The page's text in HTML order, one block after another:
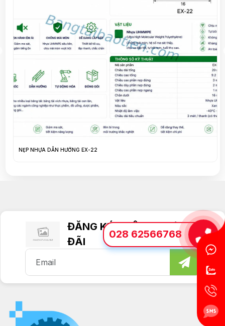
NẸP NHỰA DẪN HƯỚNG DP-167
ĐĂNG KÝ NHẬN TIN ƯU
ĐÃI
028 62566768